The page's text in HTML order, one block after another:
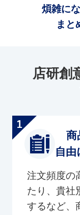
煩雑に
まと
店研創
商
自
注文頻度の
たり、貴社
するなど、